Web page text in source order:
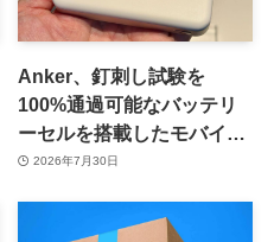
Anker、釘刺し試験を
100%通過可能なバッテリ
ーセルを搭載したモバイル
バッテリー｢Anker Nano
Plus)｣の一般販売を開始
2026年7月30日